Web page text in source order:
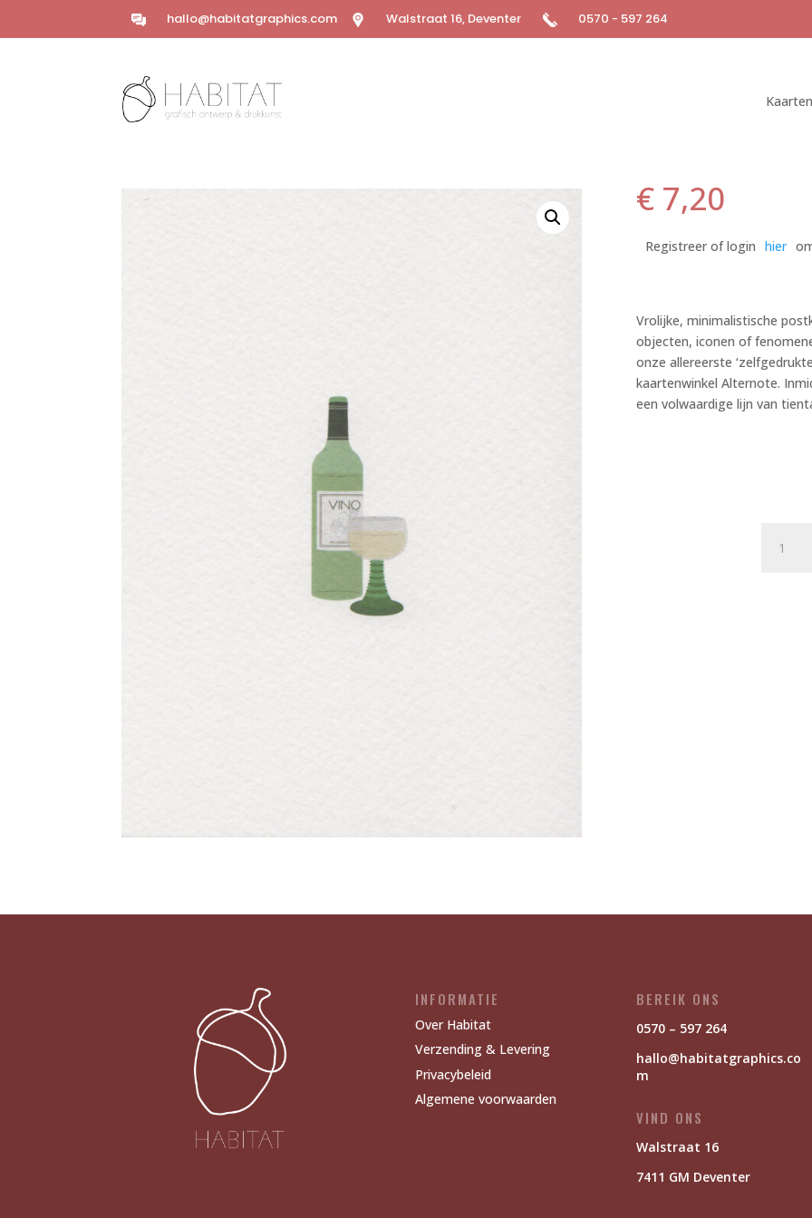
hallo@habitatgraphics.com Walstraat 16, Deventer 0570 - 597 264
Kaarten
€7,20
Registreer of login hier
Vrolijke, minimalistische
objecten, iconen of
onze allereerste
kaartenwinkel Alternote.
een volwaardige lijn van
The
INFORMATIE
Over Habitat
Verzending & Levering
Privacybeleid
Algemene voorwaarden
BEREIK ONS
0570 – 597 264
hallo@habitatgraphics.co
m
VIND ONS
Walstraat 16
7411 GM Deventer